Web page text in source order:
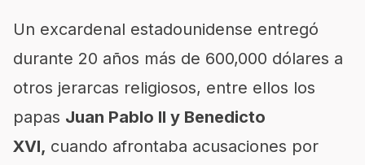
Un excardenal estadounidense entregó
durante 20 años más de 600,000 dólares a
otros jerarcas religiosos, entre ellos los
papas Juan Pablo II y Benedicto
XVI, cuando afrontaba acusaciones por